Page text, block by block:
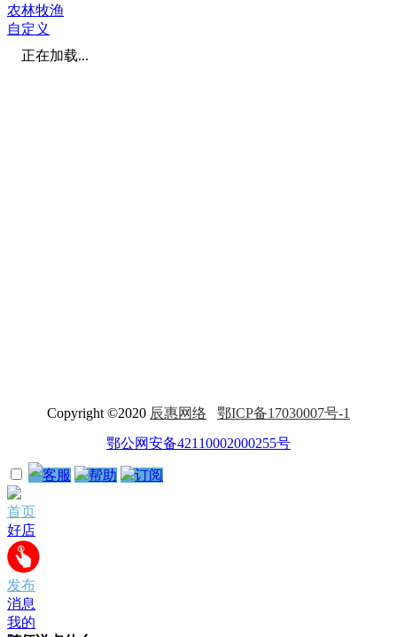
农林牧渔
自定义
正在加载...
Copyright ©2020 辰惠网络
鄂ICP备17030007号-1
鄂公网安备42110002000255号
客服 帮助 订阅
首页
好店
发布
消息
我的